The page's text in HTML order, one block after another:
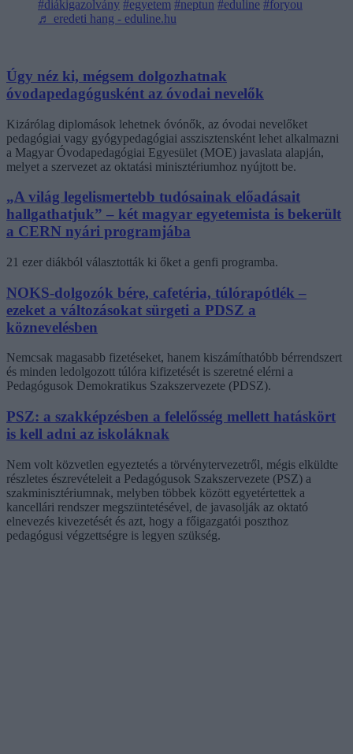
#diákigazolvány #egyetem #neptun #eduline #foryou
♬ eredeti hang - eduline.hu
Úgy néz ki, mégsem dolgozhatnak
óvodapedagógusként az óvodai nevelők
Kizárólag diplomások lehetnek óvónők, az óvodai nevelőket
pedagógiai vagy gyógypedagógiai asszisztensként lehet alkalmazni
a Magyar Óvodapedagógiai Egyesület (MOE) javaslata alapján,
melyet a szervezet az oktatási minisztériumhoz nyújtott be.
„A világ legelismertebb tudósainak előadásait
hallgathatjuk” – két magyar egyetemista is bekerült
a CERN nyári programjába
21 ezer diákból választották ki őket a genfi programba.
NOKS-dolgozók bére, cafetéria, túlórapótlék –
ezeket a változásokat sürgeti a PDSZ a
köznevelésben
Nemcsak magasabb fizetéseket, hanem kiszámíthatóbb bérrendszert
és minden ledolgozott túlóra kifizetését is szeretné elérni a
Pedagógusok Demokratikus Szakszervezete (PDSZ).
PSZ: a szakképzésben a felelősség mellett hatáskört
is kell adni az iskoláknak
Nem volt közvetlen egyeztetés a törvénytervezetről, mégis elküldte
részletes észrevételeit a Pedagógusok Szakszervezete (PSZ) a
szakminisztériumnak, melyben többek között egyetértettek a
kancellári rendszer megszüntetésével, de javasolják az oktató
elnevezés kivezetését és azt, hogy a főigazgatói poszthoz
pedagógusi végzettségre is legyen szükség.